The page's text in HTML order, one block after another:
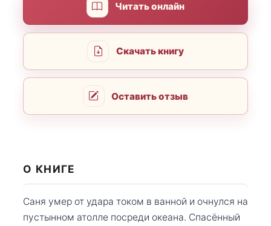
Читать онлайн
Скачать книгу
Оставить отзыв
О КНИГЕ
Саня умер от удара током в ванной и очнулся на
пустынном атолле посреди океана. Спасённый